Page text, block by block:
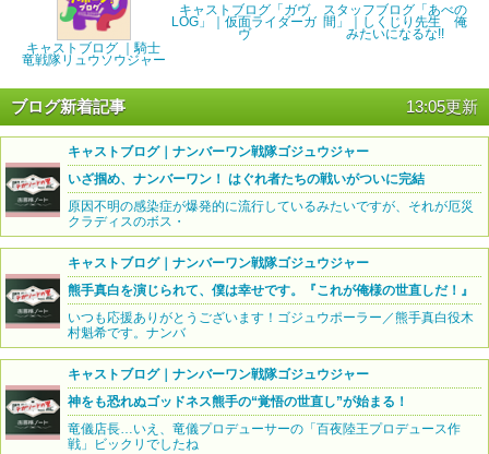
キャストブログ ｜騎士
竜戦隊リュウソウジャー
キャストブログ「ガヴ
LOG」｜仮面ライダーガ
ヴ
スタッフブログ「あべの
間」｜しくじり先生 俺
みたいになるな!!
ブログ新着記事 13:05更新
キャストブログ｜ナンバーワン戦隊ゴジュウジャー
いざ掴め、ナンバーワン！ はぐれ者たちの戦いがついに完結
原因不明の感染症が爆発的に流行しているみたいですが、それが厄災
クラディスのボス・
キャストブログ｜ナンバーワン戦隊ゴジュウジャー
熊手真白を演じられて、僕は幸せです。『これが俺様の世直しだ！』
いつも応援ありがとうございます！ゴジュウポーラー／熊手真白役木
村魁希です。ナンバ
キャストブログ｜ナンバーワン戦隊ゴジュウジャー
神をも恐れぬゴッドネス熊手の“覚悟の世直し”が始まる！
竜儀店長…いえ、竜儀プロデューサーの「百夜陸王プロデュース作
戦」ビックリでしたね